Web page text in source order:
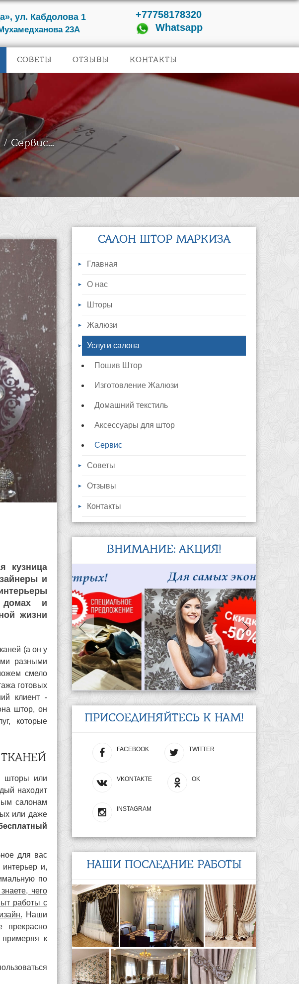
ул. Кабдолова 1
23А
+77758178320
Whatsapp
СОВЕТЫ ОТЗЫВЫ КОНТАКТЫ
Сервис...
кузница
и
и
жизни
(а он у
разными
смело
готовых
клиент -
штор, он
которые
шторы или
находит
салонам
или даже
для вас
и,
по
чего
работы с
Наши
прекрасно
примеряя к
САЛОН ШТОР МАРКИЗА
Главная
О нас
Шторы
Жалюзи
Услуги салона
Пошив Штор
Изготовление Жалюзи
Домашний текстиль
Аксессуары для штор
Сервис
Советы
Отзывы
Контакты
ВНИМАНИЕ: АКЦИЯ!
ПРИСОЕДИНЯЙТЕСЬ К НАМ!
FACEBOOK TWITTER
VKONTAKTE OK
INSTAGRAM
НАШИ ПОСЛЕДНИЕ РАБОТЫ